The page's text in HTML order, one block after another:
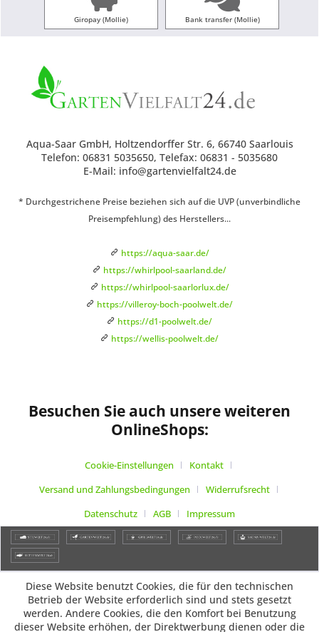
Giropay (Mollie) Bank transfer (Mollie)
Aqua-Saar GmbH, Holtzendorffer Str. 6, 66740 Saarlouis
Telefon: 06831 5035650, Telefax: 06831 - 5035680
E-Mail: info@gartenvielfalt24.de
* Durchgestrichene Preise beziehen sich auf die UVP (unverbindliche
Preisempfehlung) des Herstellers...
https://aqua-saar.de/
https://whirlpool-saarland.de/
https://whirlpool-saarlorlux.de/
https://villeroy-boch-poolwelt.de/
https://d1-poolwelt.de/
https://wellis-poolwelt.de/
Besuchen Sie auch unsere weiteren
OnlineShops:
Cookie-Einstellungen
Kontakt
Versand und Zahlungsbedingungen
Widerrufsrecht
Datenschutz
AGB Impressum
Diese Website benutzt Cookies, die für den technischen
Betrieb der Website erforderlich sind und stets gesetzt
werden. Andere Cookies, die den Komfort bei Benutzung
dieser Website erhöhen, der Direktwerbung dienen oder die